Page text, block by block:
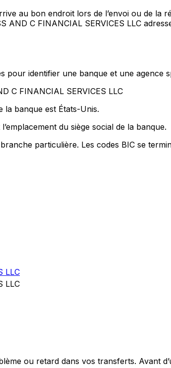
au bon endroit lors de l’envoi ou de la
AND C FINANCIAL SERVICES LLC
pour identifier une banque et une agence
C FINANCIAL SERVICES LLC
la banque est États-Unis.
du siège social de la banque.
particulière. Les codes BIC se
LLC
LLC
ou retard dans vos transferts. Avant